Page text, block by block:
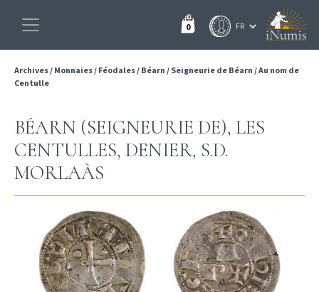
0
Archives/ Monnaies/ Féodales/ Béarn / Seigneurie de Béarn /Au nom de
Centulle
BÉARN (SEIGNEURIE DE), LES
CENTULLES, DENIER, S.D.
MORLAÀS